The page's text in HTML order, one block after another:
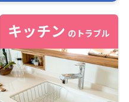
キッチン のトラブル